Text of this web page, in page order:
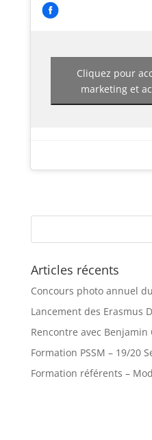
Cliquez pour
marketing et
Articles récents
Concours photo annuel du
Lancement des Erasmus
Rencontre avec Benjamin
Formation PSSM – 19/20
Formation référents –